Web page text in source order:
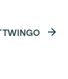
TWINGO